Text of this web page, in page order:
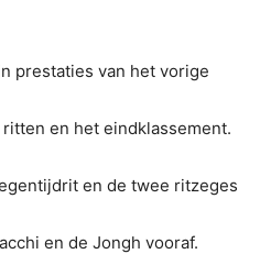
prestaties van het vorige
en het eindklassement.
en de twee ritzeges
en de Jongh vooraf.